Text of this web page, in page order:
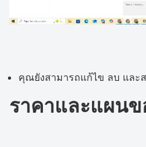
คุณยังสามารถแก้ไข ลบ และ
ราคาและแผนข